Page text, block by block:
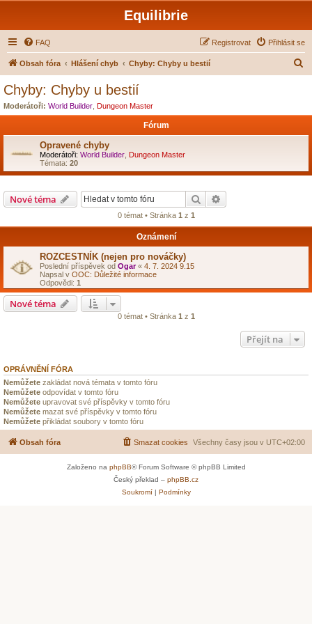
Equilibrie
FAQ Přihlásit se
Registrovat
Obsah fóra Hlášení chyb Chyby: Chyby u bestií
Chyby: Chyby u bestií
Moderátoři: World Builder Dungeon Master
Fórum
Opravené chyby
Moderátoři: World Builder Dungeon Master
Témata: 20
Nové téma Hledat
0 témat • Stránka 1 z 1
Oznámení
ROZCESTNÍK (nejen pro nováčky)
Poslední příspěvek od Ogar« 4. 7. 2024 9.15
Napsal v OOC: Důležité informace
Odpovědi: 1
Nové téma
0 témat • Stránka 1 z 1
Přejít na
OPRÁVNĚNÍ FÓRA
Nemůžete zakládat nová témata v tomto fóru
Nemůžete odpovídat v tomto fóru
Nemůžete upravovat své příspěvky v tomto fóru
Nemůžete mazat své příspěvky v tomto fóru
Nemůžete přikládat soubory v tomto fóru
Obsah fóra Všechny časy jsou v UTC+02:00
Smazat cookies
Založeno na phpBB® Forum Software © phpBB Limited
Český překlad – phpBB.cz
Soukromí| Podmínky